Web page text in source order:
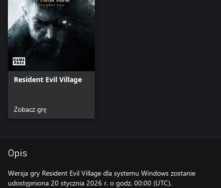
Resident Evil Village
Zobacz grę
Opis
Wersja gry Resident Evil Village dla systemu Windows zostanie
udostępniona 20 stycznia 2026 r. o godz. 00:00 (UTC).